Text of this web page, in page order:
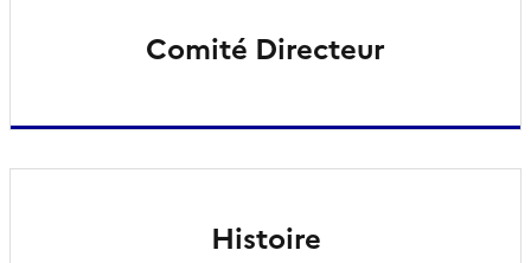
Comité Directeur
Histoire